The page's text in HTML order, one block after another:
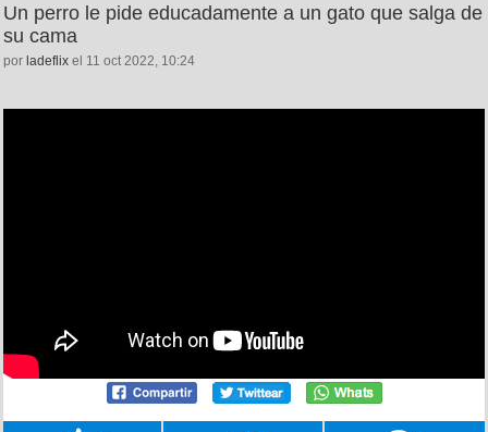
Un perro le pide educadamente a un gato que salga de
su cama
por ladeflix el 11 oct 2022, 10:24